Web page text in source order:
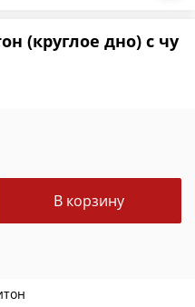
(круглое дно) с чу
В корзину